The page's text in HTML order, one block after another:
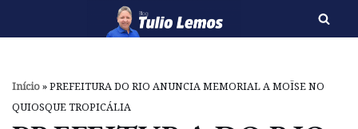
o
conteúdo
Início»PREFEITURA DO RIO ANUNCIA MEMORIAL A MOÏSE NO
QUIOSQUE TROPICÁLIA